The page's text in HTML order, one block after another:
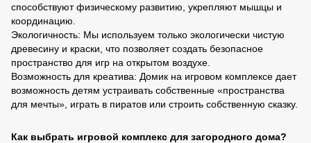
способствуют физическому развитию, укрепляют мышцы и
координацию.
Экологичность: Мы используем только экологически чистую
древесину и краски, что позволяет создать безопасное
пространство для игр на открытом воздухе.
Возможность для креатива: Домик на игровом комплексе дает
возможность детям устраивать собственные «пространства
для мечты», играть в пиратов или строить собственную сказку.
Как выбрать игровой комплекс для загородного дома?